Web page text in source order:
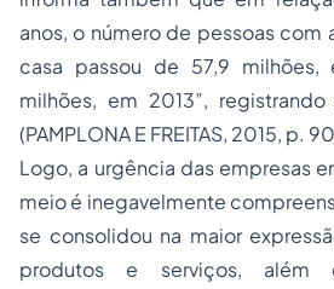
anos, o número de pessoas com
casa passou de 57,9 milhões,
milhões, em 2013”,
(PAMPLONA E FREITAS, 2015, p.
Logo, a urgência das empresas
meio é inegavelmente
se consolidou na maior
produtos e serviços, além